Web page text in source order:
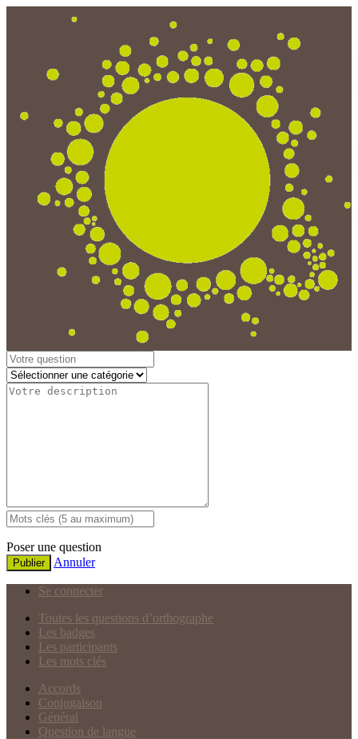
Poser une question
Publier Annuler
Se connecter
Toutes les questions d’orthographe
Les badges
Les participants
Les mots clés
Accords
Conjugaison
Général
Question de langue